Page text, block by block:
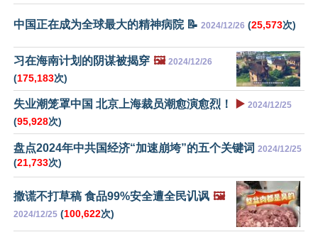
中国正在成为全球最大的精神病院 📝 2024/12/26 (25,573次)
习在海南计划的阴谋被揭穿 🖼️ 2024/12/26
(175,183次)
失业潮笼罩中国 北京上海裁员潮愈演愈烈！ ▶️ 2024/12/25
(95,928次)
盘点2024年中共国经济“加速崩垮”的五个关键词 2024/12/25
(21,733次)
撒谎不打草稿 食品99%安全遭全民讥讽 🖼️
2024/12/25 (100,622次)